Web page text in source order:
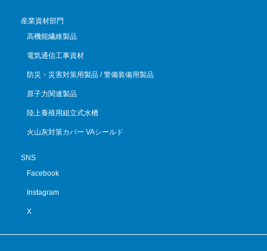
産業資材部門
高機能繊維製品
電気通信工事資材
防災・災害対策用製品 / 警備装備用製品
原子力関連製品
陸上養殖用組立式水槽
火山灰対策カバー VAシールド
SNS
Facebook
Instagram
X